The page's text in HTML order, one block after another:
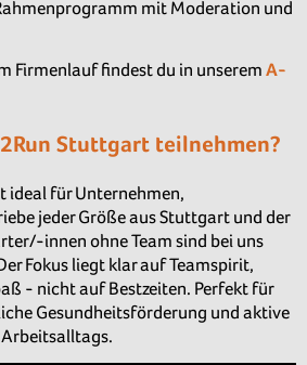
mit Moderation und
Firmenlauf findest du in unserem A-
Stuttgart teilnehmen?
ideal für Unternehmen,
jeder Größe aus Stuttgart und der
innen ohne Team sind bei uns
Fokus liegt klar auf Teamspirit,
- nicht auf Bestzeiten. Perfekt für
Gesundheitsförderung und aktive
Arbeitsalltags.